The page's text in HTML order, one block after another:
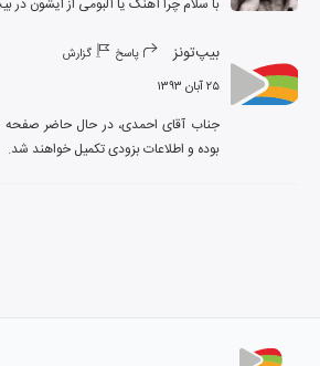
با سلام چرا آهنگ یا آلبومی از ایشون در
بیپ‌تونز پاسخ گزارش
۲۵ آبان ۱۳۹۳
بوده و اطلاعات بزودی تکمیل خواهند شد.